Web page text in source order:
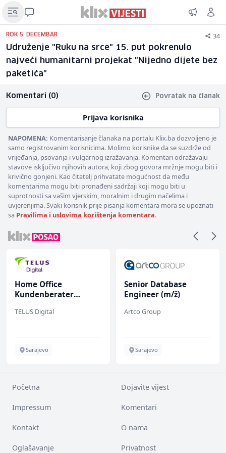
ROK 5. DECEMBAR 34
Udruženje "Ruku na srce" 15. put pokrenulo
najveći humanitarni projekat "Nijedno dijete bez
paketića"
Komentari (0) Povratak na članak
Prijava korisnika
NAPOMENA: Komentarisanje članaka na portalu Klix.ba dozvoljeno je
samo registrovanim korisnicima. Molimo korisnike da se suzdrže od
vrijeđanja, psovanja i vulgarnog izražavanja. Komentari odražavaju
stavove isključivo njihovih autora, koji zbog govora mržnje mogu biti i
krivično gonjeni. Kao čitatelj prihvatate mogućnost da među
komentarima mogu biti pronađeni sadržaji koji mogu biti u
suprotnosti sa vašim vjerskim, moralnim i drugim načelima i
uvjerenjima. Svaki korisnik prije pisanja komentara mora se upoznati
sa Pravilima i uslovima korištenja komentara.
Home Office
Kundenberater
renommiertes
TELUS Digital
Sarajevo
Senior Database
Engineer (m/ž)
Artco Group
Sarajevo
Početna Dojavite vijest
Impressum Komentari
Kontakt O nama
Oglašavanje Privatnost